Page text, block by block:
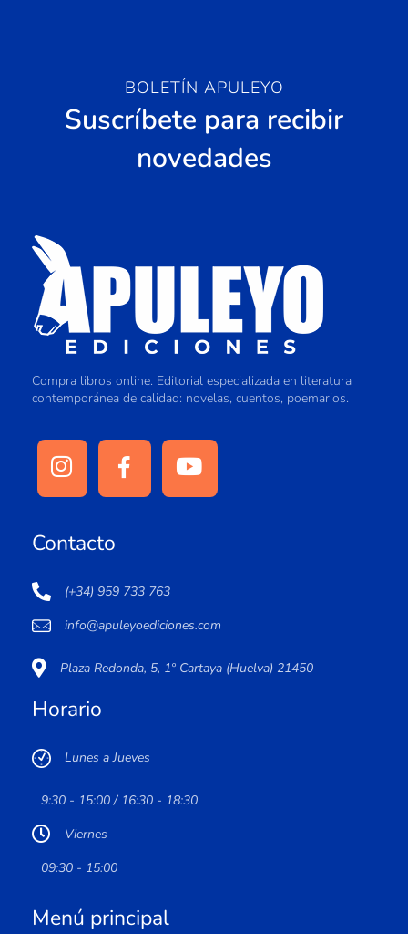
BOLETÍN APULEYO
Suscríbete para recibir
novedades
Compra libros online. Editorial especializada en literatura
contemporánea de calidad: novelas, cuentos, poemarios.
Contacto
(+34) 959 733 763
info@apuleyoediciones.com
Plaza Redonda, 5, 1º Cartaya (Huelva) 21450
Horario
Lunes a Jueves
9:30 - 15:00 / 16:30 - 18:30
Viernes
09:30 - 15:00
Menú principal